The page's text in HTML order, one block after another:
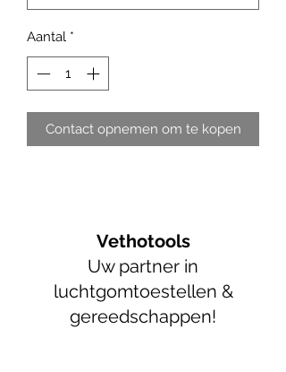
Aantal *
Contact opnemen om te kopen
Vethotools
Uw partner in
luchtgomtoestellen &
gereedschappen!